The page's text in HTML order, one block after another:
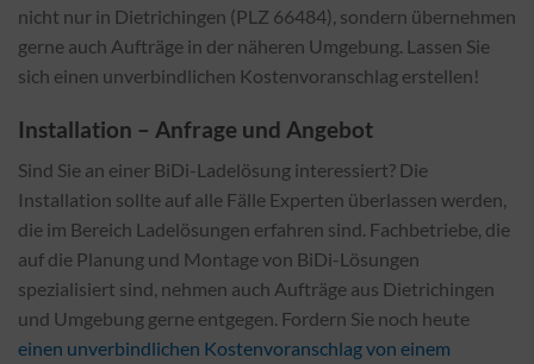
nicht nur in Dietrichingen (PLZ 66484), sondern übernehmen
gerne auch Aufträge in der näheren Umgebung. Lassen Sie
sich einen unverbindlichen Kostenvoranschlag erstellen!
Installation – Anfrage und Angebot
Sind Sie an einer BiDi-Ladelösung interessiert? Die
Installation sollte auf alle Fälle Experten überlassen werden,
die im Bereich Ladelösungen erfahren sind. Fachbetriebe, die
auf die Planung und Montage von BiDi-Lösungen
spezialisiert sind, nehmen auch Aufträge aus Dietrichingen
und Umgebung gerne entgegen. Fordern Sie noch heute
einen unverbindlichen Kostenvoranschlag von einem